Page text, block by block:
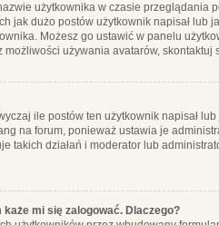
użytkownika w czasie przeglądania
jak dużo postów użytkownik napisał lub
Możesz go ustawić w panelu
używania avatarów,
ile postów ten użytkownik napisał
na forum, ponieważ ustawia je
takich działań i moderator lub
mi się zalogować. Dlaczego?